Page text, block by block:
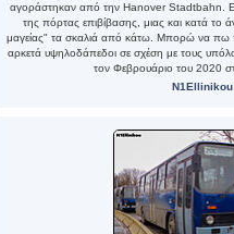
αγοράστηκαν από την Hanover Stadtbahn.
της πόρτας επιβίβασης, μιας και κατά το
μαγείας" τα σκαλιά από κάτω. Μπορώ να πω
αρκετά υψηλοδάπεδοι σε σχέση με τους
τον Φεβρουάριο του 2020
N1Ellinikou